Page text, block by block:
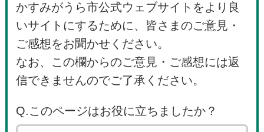
かすみがうら市公式ウェブサイトをより良
いサイトにするために、皆さまのご意見・
ご感想をお聞かせください。
なお、この欄からのご意見・ご感想には返
信できませんのでご了承ください。
Q.このページはお役に立ちましたか？